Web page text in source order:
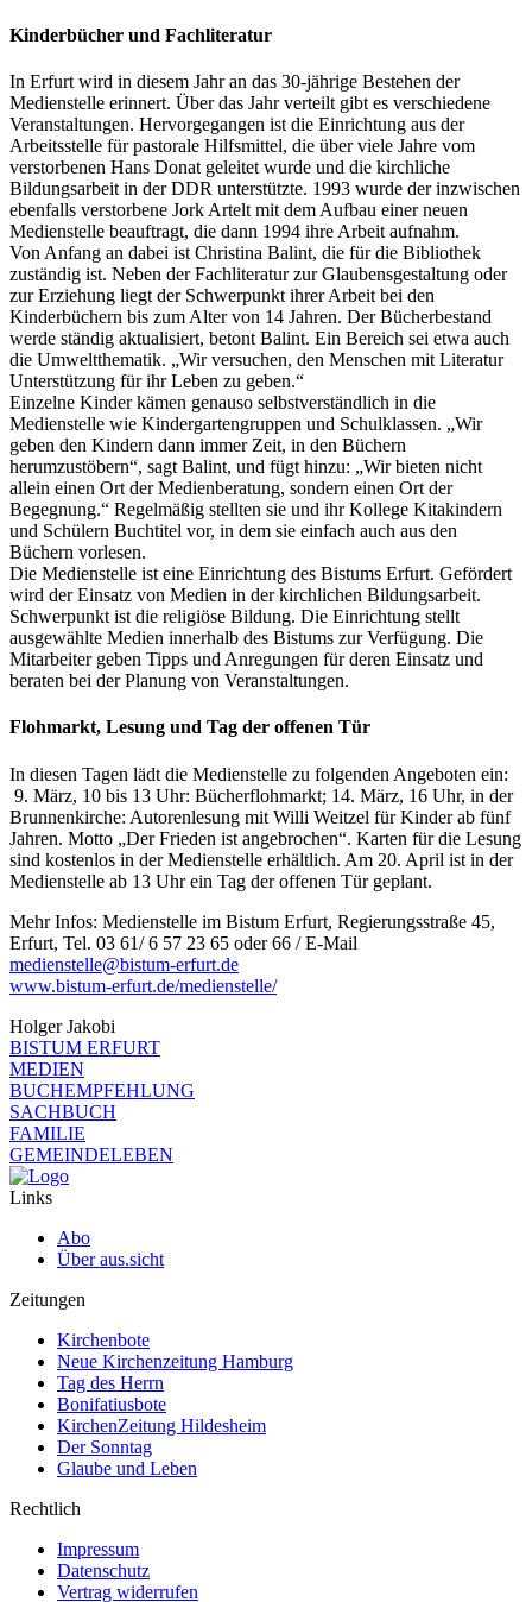
Kinderbücher und Fachliteratur
In Erfurt wird in diesem Jahr an das 30-jährige Bestehen der
Medienstelle erinnert. Über das Jahr verteilt gibt es verschiedene
Veranstaltungen. Hervorgegangen ist die Einrichtung aus der
Arbeitsstelle für pastorale Hilfsmittel, die über viele Jahre vom
verstorbenen Hans Donat geleitet wurde und die kirchliche
Bildungsarbeit in der DDR unterstützte. 1993 wurde der inzwischen
ebenfalls verstorbene Jork Artelt mit dem Aufbau einer neuen
Medienstelle beauftragt, die dann 1994 ihre Arbeit aufnahm.
Von Anfang an dabei ist Christina Balint, die für die Bibliothek
zuständig ist. Neben der Fachliteratur zur Glaubensgestaltung oder
zur Erziehung liegt der Schwerpunkt ihrer Arbeit bei den
Kinderbüchern bis zum Alter von 14 Jahren. Der Bücherbestand
werde ständig aktualisiert, betont Balint. Ein Bereich sei etwa auch
die Umweltthematik. „Wir versuchen, den Menschen mit Literatur
Unterstützung für ihr Leben zu geben.“
Einzelne Kinder kämen genauso selbstverständlich in die
Medienstelle wie Kindergartengruppen und Schulklassen. „Wir
geben den Kindern dann immer Zeit, in den Büchern
herumzustöbern“, sagt Balint, und fügt hinzu: „Wir bieten nicht
allein einen Ort der Medienberatung, sondern einen Ort der
Begegnung.“ Regelmäßig stellten sie und ihr Kollege Kitakindern
und Schülern Buchtitel vor, in dem sie einfach auch aus den
Büchern vorlesen.
Die Medienstelle ist eine Einrichtung des Bistums Erfurt. Gefördert
wird der Einsatz von Medien in der kirchlichen Bildungsarbeit.
Schwerpunkt ist die religiöse Bildung. Die Einrichtung stellt
ausgewählte Medien innerhalb des Bistums zur Verfügung. Die
Mitarbeiter geben Tipps und Anregungen für deren Einsatz und
beraten bei der Planung von Veranstaltungen.
Flohmarkt, Lesung und Tag der offenen Tür
In diesen Tagen lädt die Medienstelle zu folgenden Angeboten ein:
9. März, 10 bis 13 Uhr: Bücherflohmarkt; 14. März, 16 Uhr, in der
Brunnenkirche: Autorenlesung mit Willi Weitzel für Kinder ab fünf
Jahren. Motto „Der Frieden ist angebrochen“. Karten für die Lesung
sind kostenlos in der Medienstelle erhältlich. Am 20. April ist in der
Medienstelle ab 13 Uhr ein Tag der offenen Tür geplant.
Mehr Infos: Medienstelle im Bistum Erfurt, Regierungsstraße 45,
Erfurt, Tel. 03 61/ 6 57 23 65 oder 66 / E-Mail
medienstelle@bistum-erfurt.de
www.bistum-erfurt.de/medienstelle/
Holger Jakobi
BISTUM ERFURT
MEDIEN
BUCHEMPFEHLUNG
SACHBUCH
FAMILIE
GEMEINDELEBEN
Links
Abo
Über aus.sicht
Zeitungen
Kirchenbote
Neue Kirchenzeitung Hamburg
Tag des Herrn
Bonifatiusbote
KirchenZeitung Hildesheim
Der Sonntag
Glaube und Leben
Rechtlich
Impressum
Datenschutz
Vertrag widerrufen